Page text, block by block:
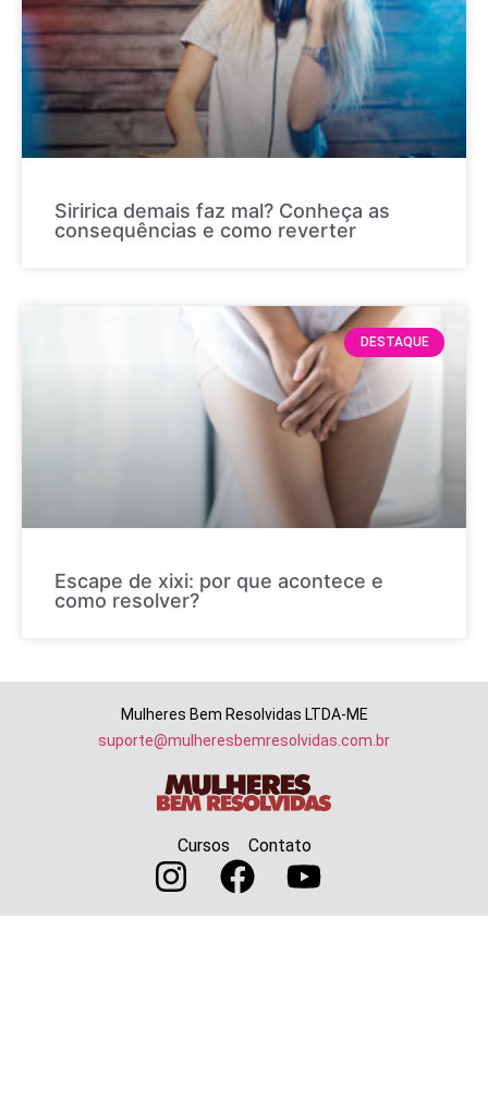
Siririca demais faz mal? Conheça as
consequências e como reverter
DESTAQUE
Escape de xixi: por que acontece e
como resolver?
Mulheres Bem Resolvidas LTDA-ME
suporte@mulheresbemresolvidas.com.br
Cursos Contato